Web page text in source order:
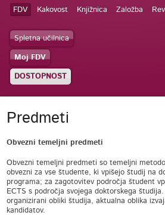
FDV Kakovost Knjižnica Založba
Spletna učilnica
Moj FDV
DOSTOPNOST
Predmeti
Obvezni temeljni predmeti
Obvezni temeljni predmeti so temeljni
obvezni za vse študente, ki vpišejo študij na
programa; za zagotovitev področja študent
ECTS s področja svojega doktorskega
organizirani obliki študija, aktualna oblika
kandidatov.